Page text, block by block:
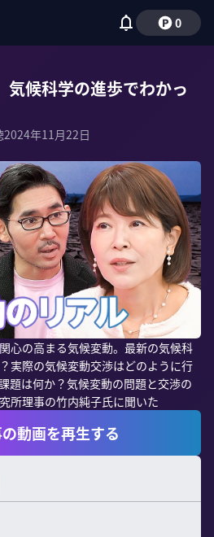
0
気候科学の進歩でわかっ
2024年11月22日
心の高まる気候変動。最新の気候科
実際の気候変動交渉はどのように行
題は何か？気候変動の問題と交渉の
所理事の竹内純子氏に聞いた
動画を再生する